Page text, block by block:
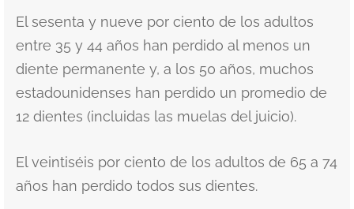
El sesenta y nueve por ciento de los adultos
entre 35 y 44 años han perdido al menos un
diente permanente y, a los 50 años, muchos
estadounidenses han perdido un promedio de
12 dientes (incluidas las muelas del juicio).
El veintiséis por ciento de los adultos de 65 a 74
años han perdido todos sus dientes.